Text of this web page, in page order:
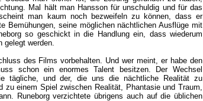
Mal hält man Hansson für unschuldig und für das
man kaum noch bezweifeln zu können, dass er
Bemühungen, seine möglichen nächtlichen Ausflüge mit
so geschickt in die Handlung ein, dass wiederum
gelegt werden.
des Films vorbehalten. Und wer meint, er habe den
schon ein enormes Talent besitzen. Der Wechsel
tägliche, und der, die uns die nächtliche Realität zu
zu einem Spiel zwischen Realität, Phantasie und Traum,
Runeborg verzichtete übrigens auch auf die üblichen